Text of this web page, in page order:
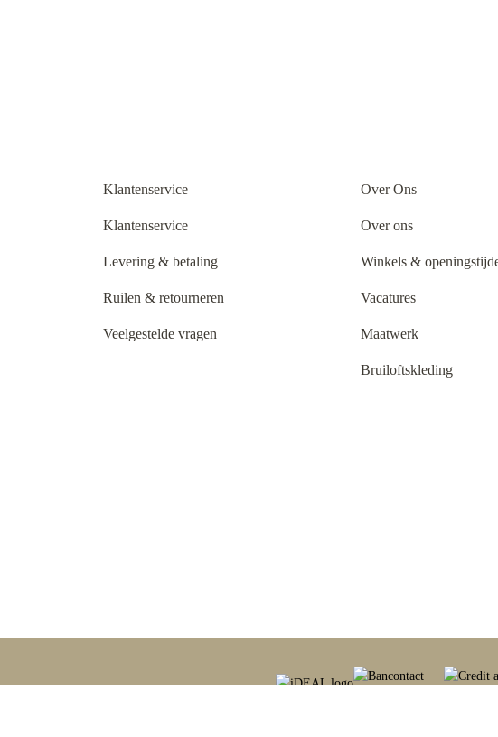
Klantenservice
Klantenservice
Levering & betaling
Ruilen & retourneren
Veelgestelde vragen
Over Ons
Over ons
Winkels &
Vacatures
Maatwerk
Bruiloftskleding